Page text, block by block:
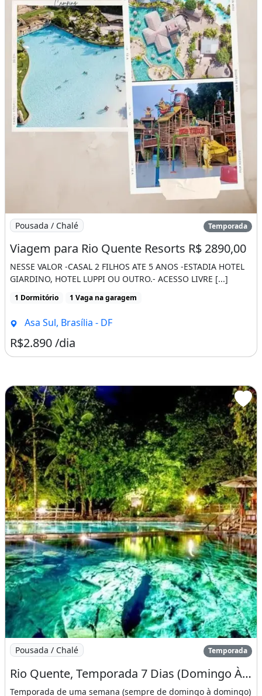
Ofuro?
Thermal Maior -Brinquedoteca -Lanchonete -
Restaurante! .
WhatsApp (61) .
Estacionamento Rotativo!
Piscina Varanda
Imagem: Viagem para Rio Quente Resorts R$ 2890,00
Pousada / Chalé Temporada
Viagem para Rio Quente Resorts R$ 2890,00
NESSE VALOR -CASAL 2 FILHOS ATE 5 ANOS -ESTADIA HOTEL
GIARDINO, HOTEL LUPPI OU OUTRO.- ACESSO LIVRE [...]
1 Dormitório 1 Vaga na garagem
Asa Sul, Brasília - DF
R$2.890 /dia
Imagem: Rio Quente, Temporada 7 Dias (Domingo À
Pousada / Chalé Temporada
Rio Quente, Temporada 7 Dias (Domingo À Domingo) Qualquer Dia do Ano
Temporada de uma semana (sempre de domingo à domingo)